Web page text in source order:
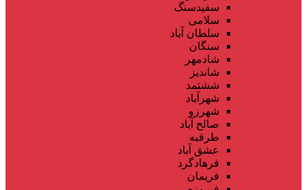
سفیدسنگ
سلامی
سلطان آباد
سنگان
شادمهر
شاندیز
ششتمد
شهرآباد
شهرزو
صالح آباد
طرقبه
عشق آباد
فرهادگرد
فریمان